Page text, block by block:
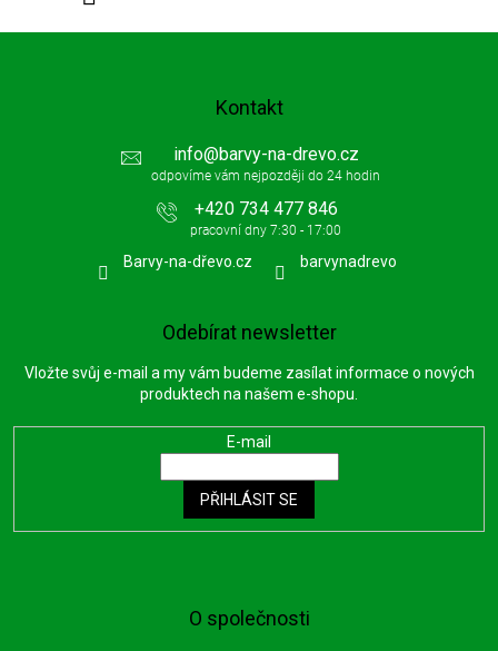
O společnosti
Kontakt
info@barvy-na-drevo.cz
+420 734 477 846
Barvy-na-dřevo.cz barvynadrevo
Odebírat newsletter
Vložte svůj e-mail a my vám budeme zasílat informace o nových
produktech na našem e-shopu.
E-mail
PŘIHLÁSIT SE